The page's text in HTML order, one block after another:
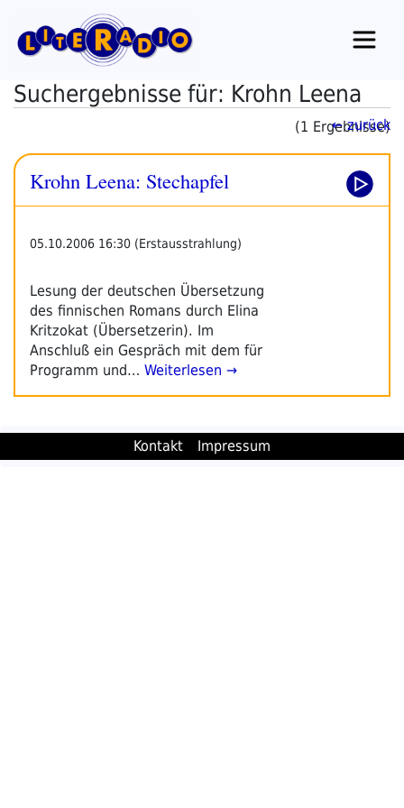
Inhalt
springen
Suchergebnisse für: Krohn Leena
(1 Ergebnisse)
← zurück
Krohn Leena: Stechapfel
05.10.2006 16:30 (Erstausstrahlung)
Lesung der deutschen Übersetzung
des finnischen Romans durch Elina
Kritzokat (Übersetzerin). Im
Anschluß ein Gespräch mit dem für
Programm und… Weiterlesen →
Kontakt Impressum